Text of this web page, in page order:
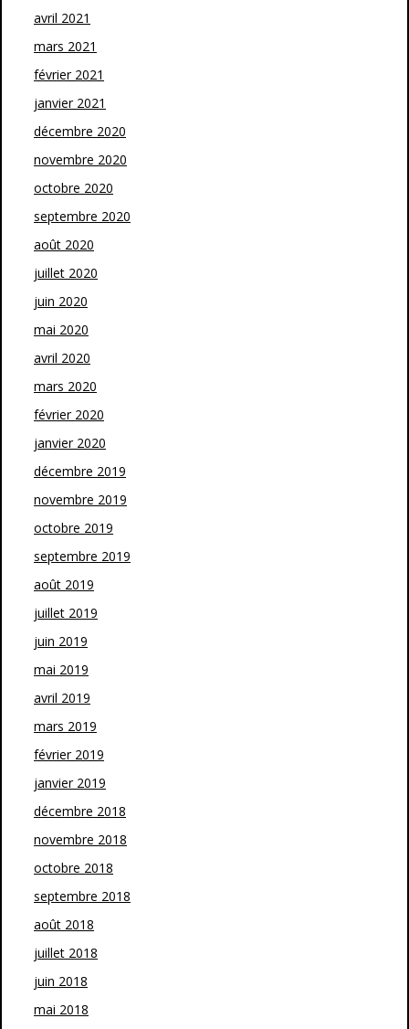
avril 2021
mars 2021
février 2021
janvier 2021
décembre 2020
novembre 2020
octobre 2020
septembre 2020
août 2020
juillet 2020
juin 2020
mai 2020
avril 2020
mars 2020
février 2020
janvier 2020
décembre 2019
novembre 2019
octobre 2019
septembre 2019
août 2019
juillet 2019
juin 2019
mai 2019
avril 2019
mars 2019
février 2019
janvier 2019
décembre 2018
novembre 2018
octobre 2018
septembre 2018
août 2018
juillet 2018
juin 2018
mai 2018